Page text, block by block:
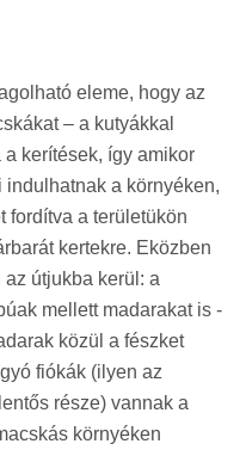
eleme, hogy az
– a kutyákkal
kerítések, így amikor
a környéken,
fordítva a területükön
kertekre. Eközben
útjukba kerül: a
mellett madarakat is -
közül a fészket
fiókák (ilyen az
része) vannak a
környéken